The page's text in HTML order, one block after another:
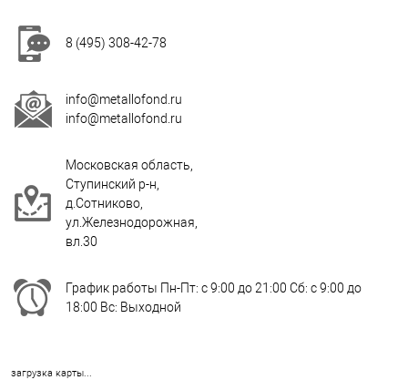
8 (495) 308-42-78
info@metallofond.ru
info@metallofond.ru
Московская область,
Ступинский р-н,
д.Сотниково,
ул.Железнодорожная,
вл.30
График работы Пн-Пт: с 9:00 до 21:00 Сб: с 9:00 до
18:00 Вс: Выходной
загрузка карты...